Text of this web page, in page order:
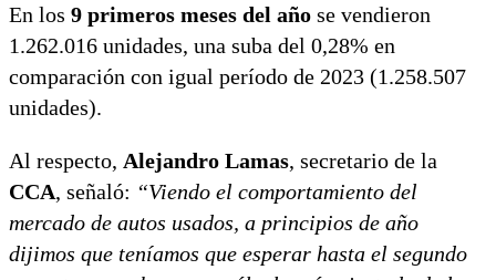
En los 9 primeros meses del año se vendieron
1.262.016 unidades, una suba del 0,28% en
comparación con igual período de 2023 (1.258.507
unidades).
Al respecto, Alejandro Lamas, secretario de la
CCA, señaló: “Viendo el comportamiento del
mercado de autos usados, a principios de año
dijimos que teníamos que esperar hasta el segundo